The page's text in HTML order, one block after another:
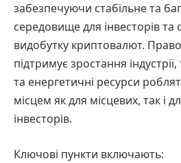
забезпечуючи стабільне та
середовище для інвесторів та
видобутку криптовалют.
підтримує зростання індустрії,
та енергетичні ресурси
місцем як для місцевих, так і
інвесторів.
Ключові пункти включають: